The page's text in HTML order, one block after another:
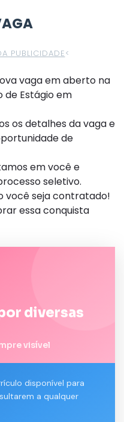
PUBLICIDADE<
vaga em aberto na
de Estágio em
os detalhes da vaga e
de
em você e
seletivo.
você seja contratado!
essa conquista
diversas
visível
disponível para
a qualquer